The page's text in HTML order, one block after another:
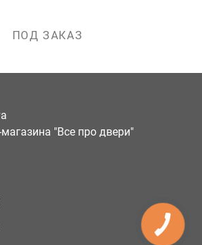
ПОД ЗАКАЗ
"Все про двери"
КНОПКА
ЗВ'ЯЗКУ